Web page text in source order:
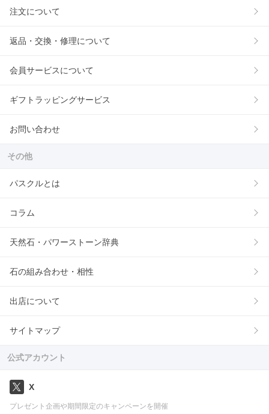
注文について
返品・交換・修理について
会員サービスについて
ギフトラッピングサービス
お問い合わせ
その他
パスクルとは
コラム
天然石・パワーストーン辞典
石の組み合わせ・相性
出店について
サイトマップ
公式アカウント
X
プレゼント企画や期間限定のキャンペーンを開催